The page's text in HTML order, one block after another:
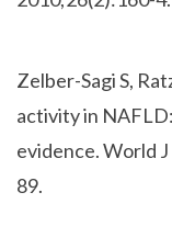
Zelber-Sagi S,
activity in
evidence. World
89.